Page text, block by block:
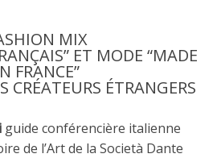
MIX
ET MODE “MADE
FRANCE”
CRÉATEURS ÉTRANGERS
guide conférencière italienne
de l’Art de la Società Dante